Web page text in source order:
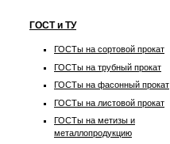
ГОСТ и ТУ
ГОСТы на сортовой прокат
ГОСТы на трубный прокат
ГОСТы на фасонный прокат
ГОСТы на листовой прокат
ГОСТы на метизы и
металлопродукцию